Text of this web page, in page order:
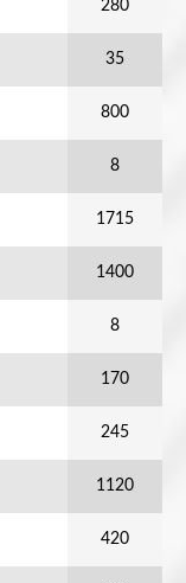
280
35
800
8
1715
1400
8
170
245
1120
420